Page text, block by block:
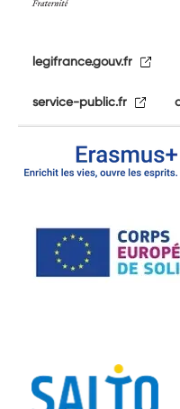
legifrance.gouv.fr
service-public.fr